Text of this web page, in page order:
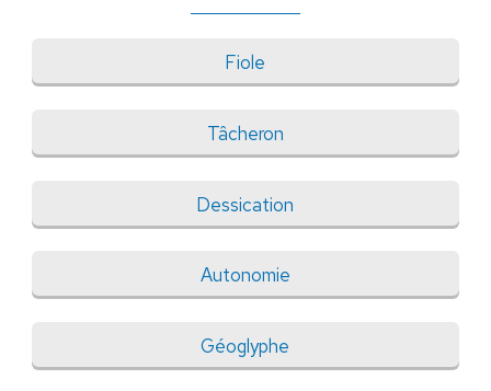
Fiole
Tâcheron
Dessication
Autonomie
Géoglyphe